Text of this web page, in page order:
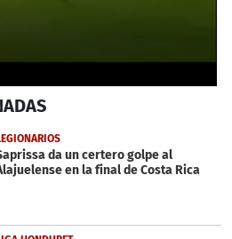
da un certero golpe al
en la final de Costa Rica